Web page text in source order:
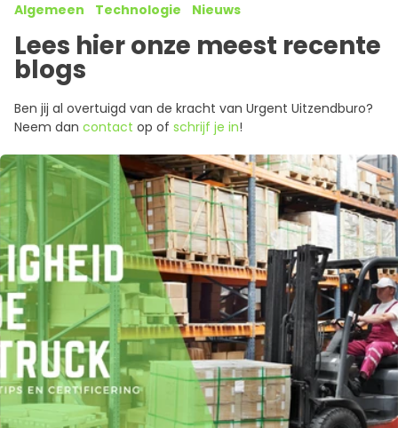
Algemeen Technologie Nieuws
Lees hier onze meest recente
blogs
Ben jij al overtuigd van de kracht van Urgent Uitzendburo?
Neem dan contact op of schrijf je in!